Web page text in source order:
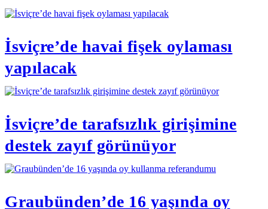
İsviçre’de havai fişek oylaması
yapılacak
İsviçre’de tarafsızlık girişimine
destek zayıf görünüyor
Graubünden’de 16 yaşında oy